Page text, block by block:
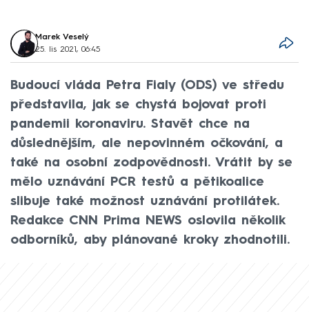
Marek Veselý
25. lis 2021, 06:45
Budoucí vláda Petra Fialy (ODS) ve středu
představila, jak se chystá bojovat proti
pandemii koronaviru. Stavět chce na
důslednějším, ale nepovinném očkování, a
také na osobní zodpovědnosti. Vrátit by se
mělo uznávání PCR testů a pětikoalice
slibuje také možnost uznávání protilátek.
Redakce CNN Prima NEWS oslovila několik
odborníků, aby plánované kroky zhodnotili.